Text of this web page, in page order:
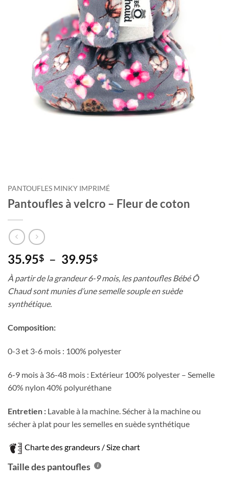
PANTOUFLES MINKY IMPRIMÉ
Pantoufles à velcro – Fleur de coton
35.95$ – 39.95$Plage
prix :
35.95$
À partir de la grandeur 6-9 mois, les pantoufles Bébé Ô
Chaud sont munies d’une semelle souple en suède
synthétique.
Composition:
0-3 et 3-6 mois : 100% polyester
6-9 mois à 36-48 mois : Extérieur 100% polyester – Semelle
60% nylon 40% polyuréthane
Entretien : Lavable à la machine. Sécher à la machine ou
sécher à plat pour les semelles en suède synthétique
Charte des grandeurs / Size chart
Taille des pantoufles